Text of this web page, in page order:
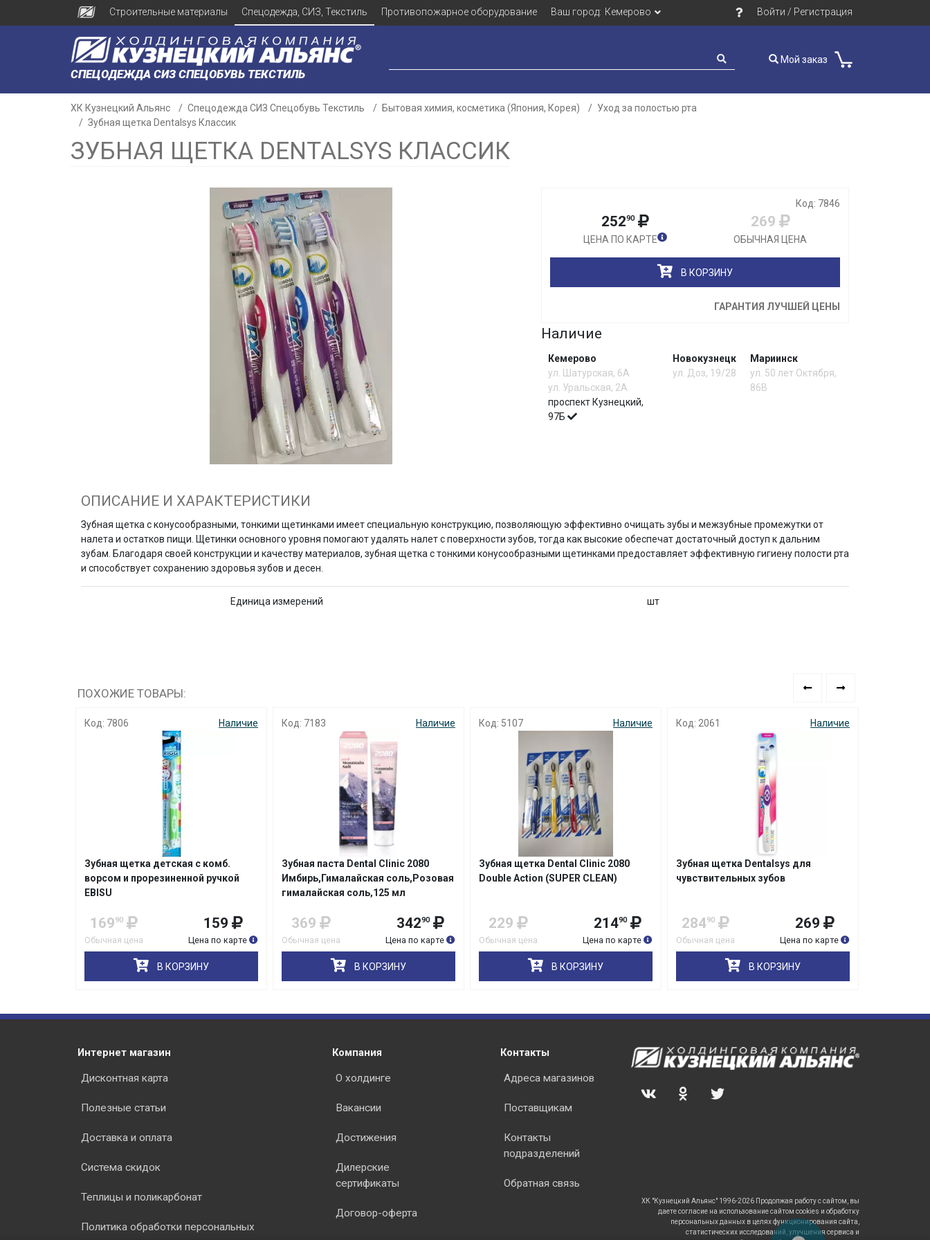
Строительные материалы Спецодежда, СИЗ, Текстиль Противопожарное оборудование Ваш город: Кемерово Войти / Регистрация
СПЕЦОДЕЖДА СИЗ СПЕЦОБУВЬ ТЕКСТИЛЬ
Мой заказ
ХК Кузнецкий Альянс Спецодежда СИЗ Спецобувь Текстиль Бытовая химия, косметика (Япония, Корея)
Уход за полостью рта
Зубная щетка Dentalsys Классик
ЗУБНАЯ ЩЕТКА DENTALSYS КЛАССИК
Код: 7846
25290
ЦЕНА ПО КАРТЕ
269
ОБЫЧНАЯ ЦЕНА
В КОРЗИНУ
ГАРАНТИЯ ЛУЧШЕЙ ЦЕНЫ
Наличие
Кемерово
ул. Шатурская, 6А
ул. Уральская, 2А
проспект Кузнецкий,
97Б
Новокузнецк
ул. Доз, 19/28
Мариинск
ул. 50 лет Октября,
86В
ОПИСАНИЕ И ХАРАКТЕРИСТИКИ
Зубная щетка с конусообразными, тонкими щетинками имеет специальную конструкцию, позволяющую эффективно очищать зубы и межзубные промежутки от
налета и остатков пищи. Щетинки основного уровня помогают удалять налет с поверхности зубов, тогда как высокие обеспечат достаточный доступ к дальним
зубам. Благодаря своей конструкции и качеству материалов, зубная щетка с тонкими конусообразными щетинками предоставляет эффективную гигиену полости рта
и способствует сохранению здоровья зубов и десен.
Единица измерений шт
ПОХОЖИЕ ТОВАРЫ:
Код: 7806 Наличие
Зубная щетка детская с комб.
ворсом и прорезиненной ручкой
EBISU
16990
Обычная цена
159
Цена по карте
В КОРЗИНУ
Код: 7183 Наличие
Зубная паста Dental Clinic 2080
Имбирь,Гималайская соль,Розовая
гималайская соль,125 мл
369
Обычная цена
34290
Цена по карте
В КОРЗИНУ
Код: 5107 Наличие
Зубная щетка Dental Clinic 2080
Double Action (SUPER CLEAN)
229
Обычная цена
21490
Цена по карте
В КОРЗИНУ
Код: 2061 Наличие
Зубная щетка Dentalsys для
чувствительных зубов
28490
Обычная цена
269
Цена по карте
В КОРЗИНУ
Разбейте
на части
График платежей
Сегодня
25%
Добавляйте товары
Получайте товарвыбранный способом
раз в 2
недели
8 800 302-02-51
plait.ru
Интернет магазин
Дисконтная карта
Полезные статьи
Доставка и оплата
Система скидок
Теплицы и поликарбонат
Политика обработки персональных
Компания
О холдинге
Вакансии
Достижения
Дилерские
сертификаты
Договор-оферта
Контакты
Адреса магазинов
Поставщикам
Контакты
подразделений
Обратная связь
ХК "Кузнецкий Альянс" 1996-2026 Продолжая работу с сайтом, вы
даете согласие на использование сайтом cookies и обработку
персональных данных в целях функционирования сайта,
статистических исследований, улучшения сервиса и